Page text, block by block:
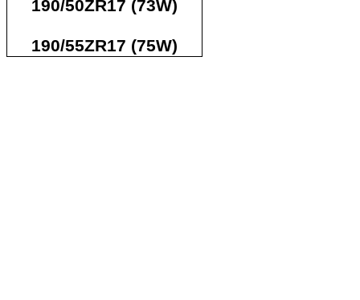
190/50ZR17 (73W)
190/55ZR17 (75W)